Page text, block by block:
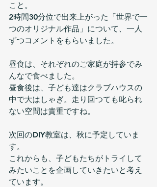
こと。
2時間30分位で出来上がった「世界で一
つのオリジナル作品」について、一人
ずつコメントをもらいました。
昼食は、それぞれのご家庭が持参でみ
んなで食べました。
昼食後は、子ども達はクラブハウスの
中で大はしゃぎ。走り回つても叱られ
ない空間は貴重ですね。
次回のDIY教室は、秋に予定していま
す。
これからも、子どもたちがトライして
みたいことを企画していきたいと考え
ています。